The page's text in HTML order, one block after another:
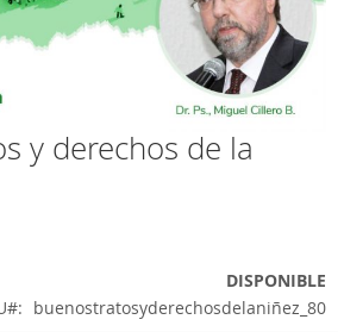
y derechos de la
DISPONIBLE
buenostratosyderechosdelaniñez_80